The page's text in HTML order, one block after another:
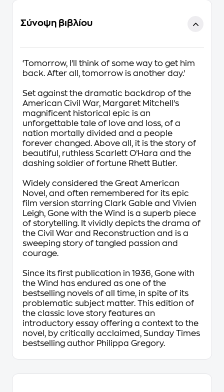
Σύνοψη βιβλίου
‘Tomorrow, I’ll think of some way to get him
back. After all, tomorrow is another day.’
Set against the dramatic backdrop of the
American Civil War, Margaret Mitchell’s
magnificent historical epic is an
unforgettable tale of love and loss, of a
nation mortally divided and a people
forever changed. Above all, it is the story of
beautiful, ruthless Scarlett O’Hara and the
dashing soldier of fortune Rhett Butler.
Widely considered the Great American
Novel, and often remembered for its epic
film version starring Clark Gable and Vivien
Leigh, Gone with the Wind is a superb piece
of storytelling. It vividly depicts the drama of
the Civil War and Reconstruction and is a
sweeping story of tangled passion and
courage.
Since its first publication in 1936, Gone with
the Wind has endured as one of the
bestselling novels of all time, in spite of its
problematic subject matter. This edition of
the classic love story features an
introductory essay offering a context to the
novel, by critically acclaimed, Sunday Times
bestselling author Philippa Gregory.